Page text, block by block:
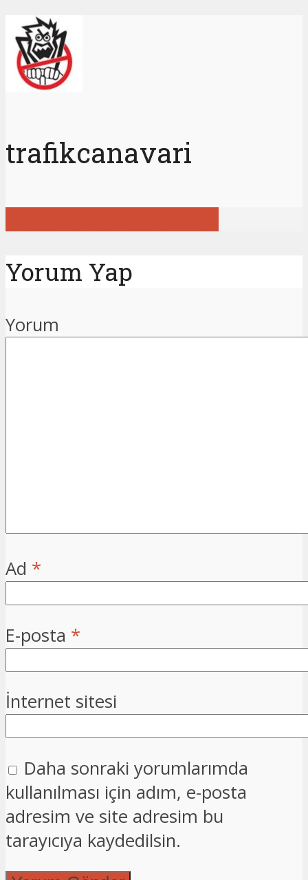
trafikcanavari
Yorum Yap
Yorum
Ad *
E-posta *
İnternet sitesi
Daha sonraki yorumlarımda
kullanılması için adım, e-posta
adresim ve site adresim bu
tarayıcıya kaydedilsin.